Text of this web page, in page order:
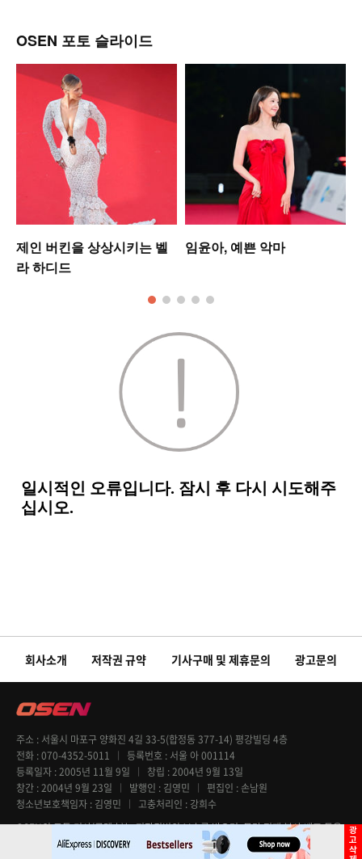
OSEN 포토 슬라이드
제인 버킨을 상상시키는 벨
라 하디드
임윤아, 예쁜 악마
회사소개 저작권 규약 기사구매 및 제휴문의 광고문의
주소
서울시 마포구 양화진 4길 33-5(합정동 377-14) 평강빌딩 4층
전화 070-4352-5011 등록번호
서울 아 001114
등록일자 2005년 11월 9일 창립 2004년 9월 13일
창간 2004년 9월 23일 발행인 김영민 편집인
손남원
청소년보호책임자 김영민 고충처리인
강희수
OSEN의 모든 기사(콘텐츠)는 저작권법의 보호를 받으며, 무단 전재 복사 배포 등을
엄격히 금지합니다. Copyright @ OSEN All rights reserved.